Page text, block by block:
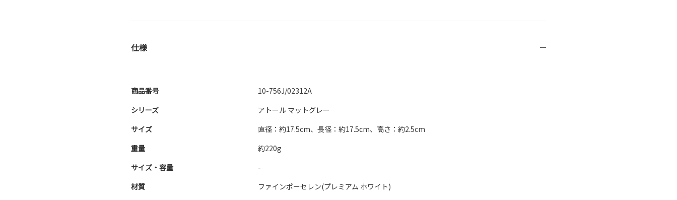
仕様
商品番号
10-756J/02312A
シリーズ
アトール マットグレー
サイズ
直径：約17.5cm、長径：約17.5cm、高さ：約2.5cm
重量
約220g
サイズ・容量
-
材質
ファインポーセレン(プレミアム ホワイト)